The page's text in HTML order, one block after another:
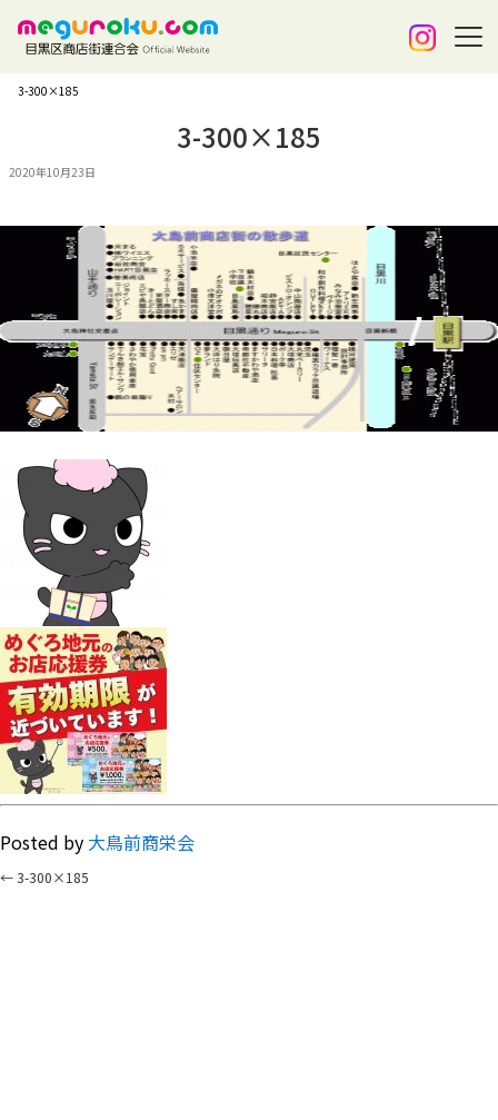
3-300×185
3-300×185
2020年10月23日
Posted by 大鳥前商栄会
←3-300×185